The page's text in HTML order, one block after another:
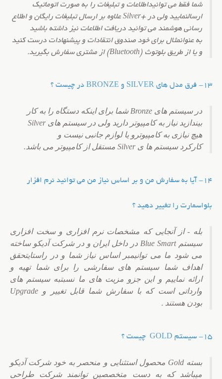
شما فقط می توانیداطلاعات و تبلیغات را به صورت اتوماتیک
ارسال
نمایید ولی در +Silver علاوه بر ارسال تبلیغات رایگان و اطلاع
رسانی هوشمند می توانید دریافت اطلاعات نیز داشته باشید
به عنوانمثال برای خود صندوق انتقادات و پیشنهادات درست کنید
و یا از طریق بلوتوث (Bluetooth) از مشتری سفارش بگیرید.
13- فرق مدل های SILVER و BRONZE در چیست ؟
در سیستم های Bronze شما برای اینکه دستگاه را به کار
بیندازید نیاز به کامپیوتر دارید ولی در سیستم های Silver
هیچ نیازی به کامپیوتر و یا لوازم جانبی نیست و
کارکرد سیستم ها ی Silver مستقل از کامپیوتر می باشد.
14- آیا به سفارش من و بر اساس نیاز من می توانید نرم افزار
بلواسمارت را تغییر دهید ؟
بله - از آنجایی که مشخصات نرم افزاری و سخت افزاری
سیستم Blue Smart در داخل ایران و در شرکت آدیکو ساخته
می شود ما می توانیمبر اساس نیاز شما و در راستایتحقق
اهداف شما سیستم های سفارشی را برای شما تهیه و
ارائه نماییم و این جزو مزیت های ما نسبتبه سیستم های
وارداتی است که با سفارش شما قابل تغییر و Upgrade
بودن هستند .
15- سیستم GOLD چیست ؟
بسته Gold محصول استثنایی و منحصر به خود شرکت آدیکو
میباشد که به دست متخصصین توانمند شرکت طراحی